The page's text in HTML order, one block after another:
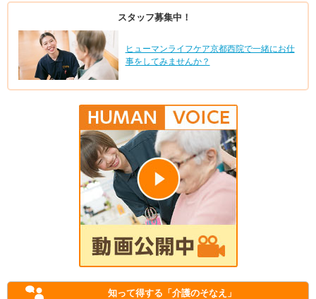
スタッフ募集中！
ヒューマンライフケア京都西院で一緒にお仕
事をしてみませんか？
知って得する 「介護のそなえ」